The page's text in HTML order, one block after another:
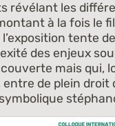
révélant les
à la fois le fil
tente
des enjeux
mais qui,
de plein droit